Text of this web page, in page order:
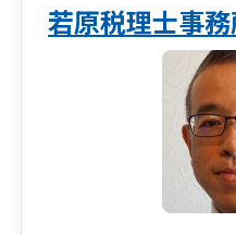
ております。
他の方法としましては
してデジタル共有して
まではご自身でされる
こちらでは把握しない
良い方法を面談にてお
若原税理士事